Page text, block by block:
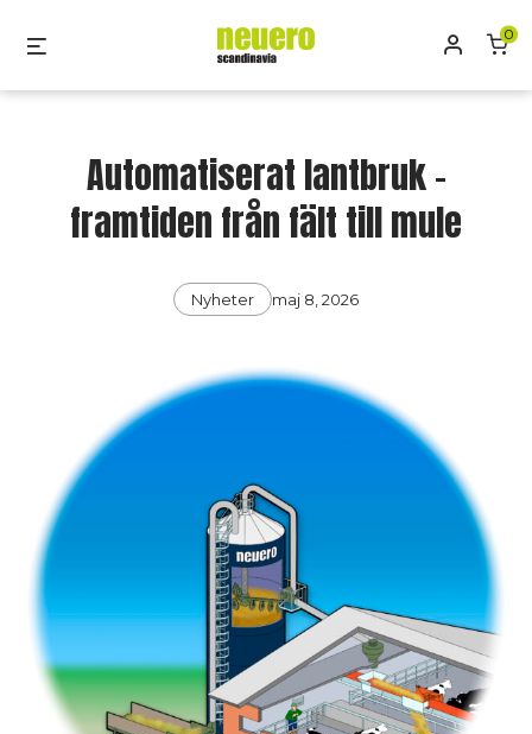
Mitt0
Automatiserat lantbruk –
framtiden från fält till mule
Categories
Nyheter
Post
maj 8, 2026